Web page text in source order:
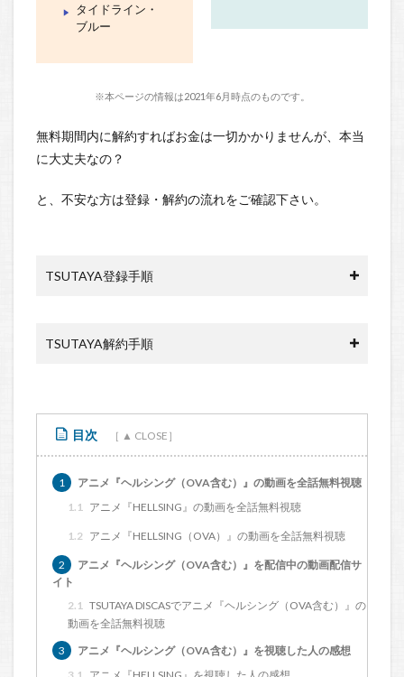
タイドライン・
ブルー
※本ページの情報は2021年6月時点のものです。
無料期間内に解約すればお金は一切かかりませんが、本当
に大丈夫なの？
と、不安な方は登録・解約の流れをご確認下さい。
TSUTAYA登録手順
TSUTAYA解約手順
目次
1
アニメ『ヘルシング（OVA含む）』の動画を全話無料視聴
1.1 アニメ『HELLSING』の動画を全話無料視聴
1.2 アニメ『HELLSING（OVA）』の動画を全話無料視聴
2
アニメ『ヘルシング（OVA含む）』を配信中の動画配信サ
イト
2.1 TSUTAYA DISCASでアニメ『ヘルシング（OVA含む）』の
動画を全話無料視聴
3
アニメ『ヘルシング（OVA含む）』を視聴した人の感想